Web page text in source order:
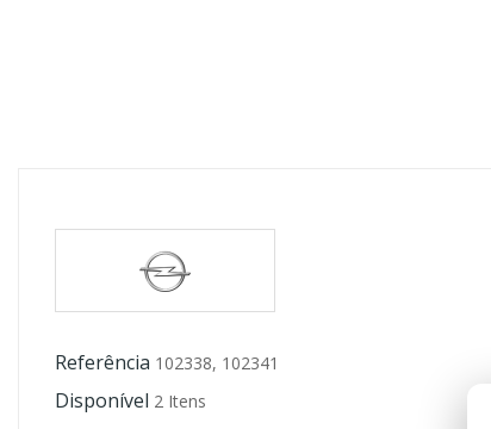
Referência 102338, 102341
Disponível 2 Itens